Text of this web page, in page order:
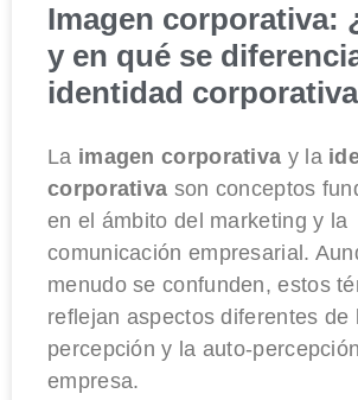
Imagen corporativa:
y en qué se
identidad
La imagen corporativa y la
corporativa son conceptos
en el ámbito del marketing y la
comunicación empresarial.
menudo se confunden, estos
reflejan aspectos diferentes de
percepción y la auto-
empresa.